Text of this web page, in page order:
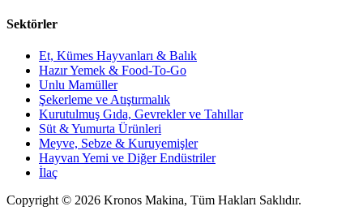
Sektörler
Et, Kümes Hayvanları & Balık
Hazır Yemek & Food-To-Go
Unlu Mamüller
Şekerleme ve Atıştırmalık
Kurutulmuş Gıda, Gevrekler ve Tahıllar
Süt & Yumurta Ürünleri
Meyve, Sebze & Kuruyemişler
Hayvan Yemi ve Diğer Endüstriler
İlaç
Copyright © 2026 Kronos Makina, Tüm Hakları Saklıdır.